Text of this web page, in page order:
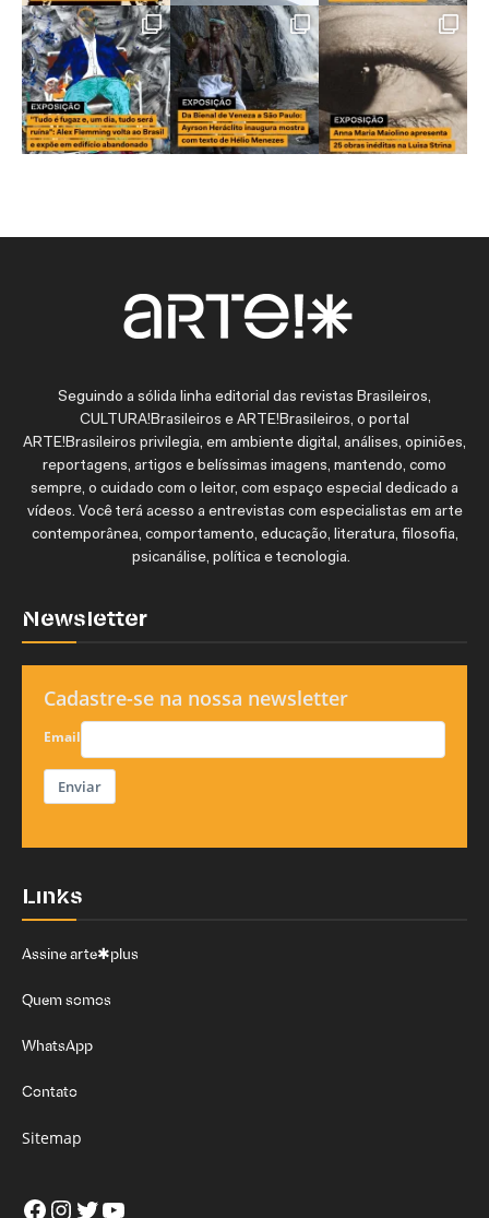
Seguindo a sólida linha editorial das revistas Brasileiros,
CULTURA!Brasileiros e ARTE!Brasileiros, o portal
ARTE!Brasileiros privilegia, em ambiente digital, análises, opiniões,
reportagens, artigos e belíssimas imagens, mantendo, como
sempre, o cuidado com o leitor, com espaço especial dedicado a
vídeos. Você terá acesso a entrevistas com especialistas em arte
contemporânea, comportamento, educação, literatura, filosofia,
psicanálise, política e tecnologia.
Newsletter
Cadastre-se na nossa newsletter
Email
Enviar
Links
Assine arte✱plus
Quem somos
WhatsApp
Contato
Sitemap
Facebook
Instagram
Twitter
Youtube